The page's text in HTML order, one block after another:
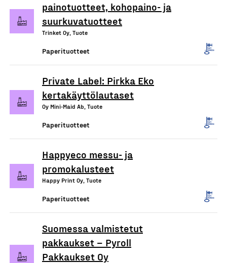
painotuotteet, kohopaino- ja
suurkuvatuotteet
Trinket Oy, Tuote
Paperituotteet
Private Label: Pirkka Eko
kertakäyttölautaset
Oy Mini-Maid Ab, Tuote
Paperituotteet
Happyeco messu- ja
promokalusteet
Happy Print Oy, Tuote
Paperituotteet
Suomessa valmistetut
pakkaukset – Pyroll
Pakkaukset Oy